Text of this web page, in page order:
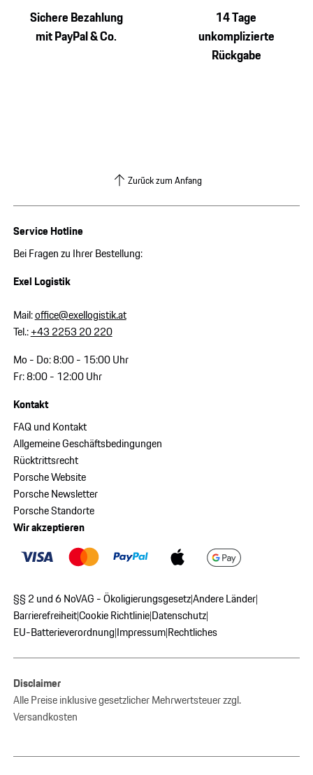
Sichere Bezahlung
mit PayPal & Co.
14 Tage
unkomplizierte
Rückgabe
Zurück zum Anfang
Service Hotline
Bei Fragen zu Ihrer Bestellung:
Exel Logistik
Mail:office@exellogistik.at
Tel.:+43 2253 20 220
Mo - Do: 8:00 - 15:00 Uhr
Fr: 8:00 - 12:00 Uhr
Kontakt
FAQ und Kontakt
Allgemeine Geschäftsbedingungen
Rücktrittsrecht
Porsche Website
Porsche Newsletter
Porsche Standorte
Wir akzeptieren
§§ 2 und 6 NoVAG - Ökoligierungsgesetz|Andere Länder|
Barrierefreiheit|Cookie Richtlinie|Datenschutz|
EU-Batterieverordnung|Impressum|Rechtliches
Disclaimer
Alle Preise inklusive gesetzlicher Mehrwertsteuer zzgl.
Versandkosten